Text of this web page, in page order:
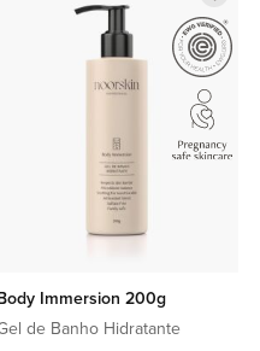
a
lista
de
Immersion 200g
de Banho Hidratante